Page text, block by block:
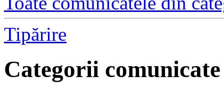
Tipărire
Categorii comunicate